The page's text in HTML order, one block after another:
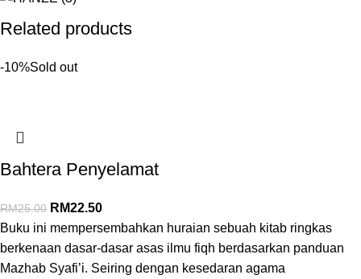
Related products
-10%Sold out
Bahtera Penyelamat
RM25.00 RM22.50
Buku ini mempersembahkan huraian sebuah kitab ringkas
berkenaan dasar-dasar asas ilmu fiqh berdasarkan panduan
Mazhab Syafi’i. Seiring dengan kesedaran agama